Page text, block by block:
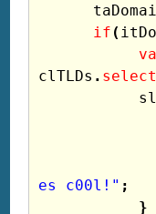
if (
clTLDs .
es c00l!" ;
}